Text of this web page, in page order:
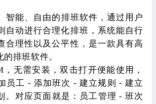
智能、自由的排班软件，通过用户
自动进行合理化排班， 系统能自行
合理性以及公平性，是一款具有高
排班软件。
，无需安装，双击打开便能使用，
员工 - 添加班次 - 建立规则 - 建立
。对应页面就是 ：员工管理 - 班次